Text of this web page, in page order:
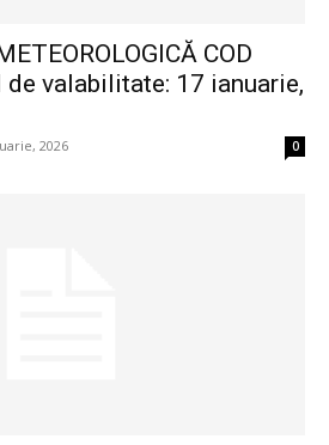
COD
de valabilitate: 17 ianuarie,
2026 0